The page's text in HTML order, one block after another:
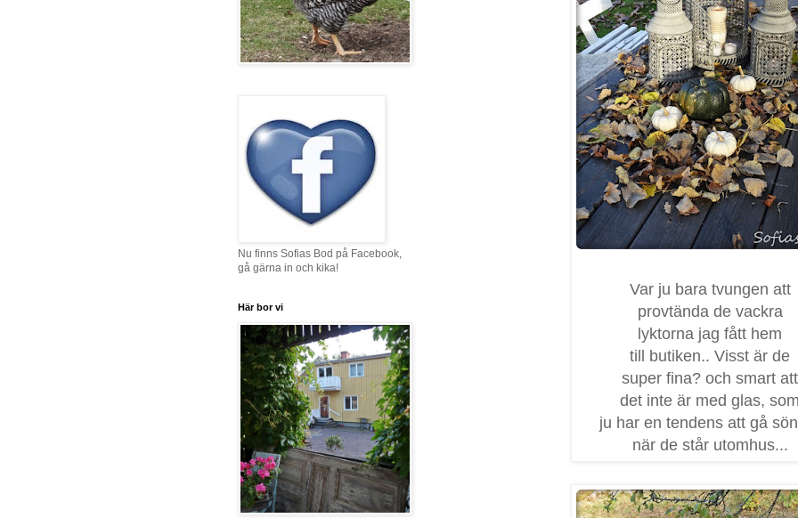
Var ju bara tvungen att
provtända de vackra
lyktorna jag fått hem
till butiken.. Visst är de
super fina? och smart att
det inte är med glas,
ju har en tendens att gå
när de står utomhus...
Nu finns Sofias Bod på Facebook,
gå gärna in och kika!
Här bor vi